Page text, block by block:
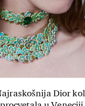
Dior